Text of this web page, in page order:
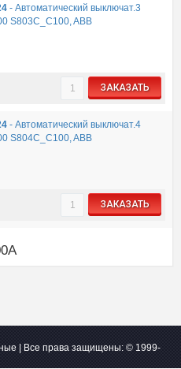
- Автоматический выключат.3
S803C_C100, ABB
ЗАКАЗАТЬ
- Автоматический выключат.4
S804C_C100, ABB
ЗАКАЗАТЬ
| Все права защищены: © 1999-